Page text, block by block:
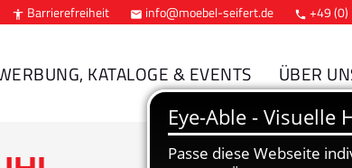
 Barrierefreiheit  info@moebel-seifert.de  +49
KATALOGE & EVENTS ÜBER